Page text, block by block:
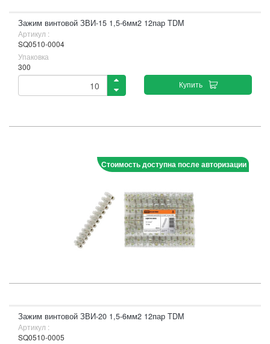
Зажим винтовой ЗВИ-15 1,5-6мм2 12пар TDM
Артикул :
SQ0510-0004
Упаковка
300
Купить
Стоимость доступна после авторизации
Зажим винтовой ЗВИ-20 1,5-6мм2 12пар TDM
Артикул :
SQ0510-0005